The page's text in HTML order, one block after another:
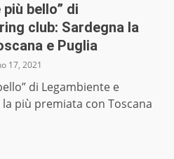
bello” di
club: Sardegna la
e Puglia
17, 2021
di Legambiente e
più premiata con Toscana